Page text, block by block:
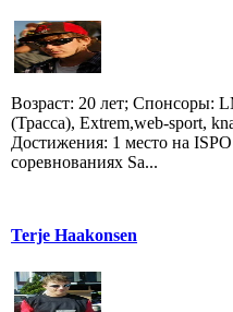
Возраст: 20 лет; Спонсоры:
(Трасса), Extrem,web-sport,
Достижения: 1 место на
соревнованиях Sa...
Terje Haakonsen